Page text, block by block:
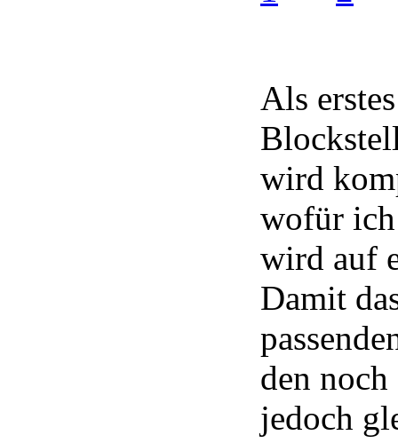
Als
wird
wofür ich
wird auf
Damit
den
jedoch